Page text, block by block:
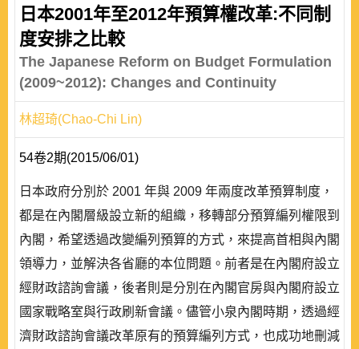
日本2001年至2012年預算權改革:不同制
度安排之比較
The Japanese Reform on Budget Formulation
(2009~2012): Changes and Continuity
林超琦(Chao-Chi Lin)
54卷2期(2015/06/01)
日本政府分別於 2001 年與 2009 年兩度改革預算制度，
都是在內閣層級設立新的組織，移轉部分預算編列權限到
內閣，希望透過改變編列預算的方式，來提高首相與內閣
領導力，並解決各省廳的本位問題。前者是在內閣府設立
經財政諮詢會議，後者則是分別在內閣官房與內閣府設立
國家戰略室與行政刷新會議。儘管小泉內閣時期，透過經
濟財政諮詢會議改革原有的預算編列方式，也成功地刪減